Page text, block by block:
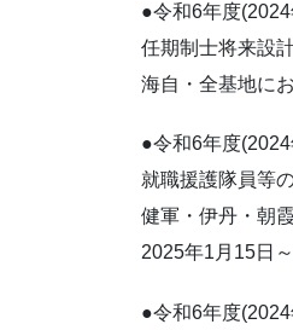
●令和6年度
任期制士将来設
海自・全基地に
●令和6年度
就職援護隊員等
健軍・伊丹・朝
2025年1月15日
●令和6年度